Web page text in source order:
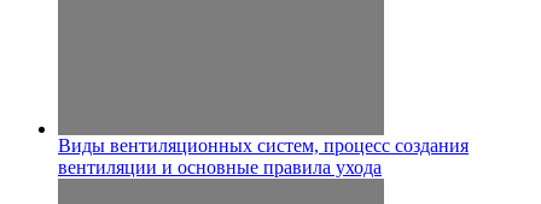
Виды вентиляционных систем, процесс создания
вентиляции и основные правила ухода